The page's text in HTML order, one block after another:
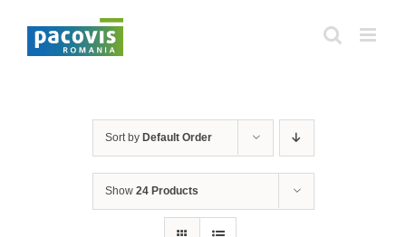
content
Sort by Default Order
Show 24 Products